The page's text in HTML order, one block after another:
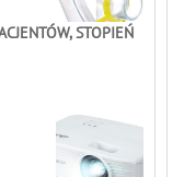
STOPIEŃ